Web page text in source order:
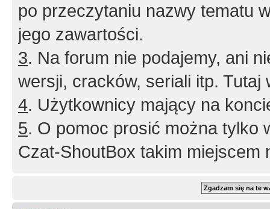
po przeczytaniu nazwy tematu
jego zawartości.
3. Na forum nie podajemy, ani
wersji, cracków, seriali itp. Tutaj
4. Użytkownicy mający na
5. O pomoc prosić można tylko
Czat-ShoutBox takim miejscem